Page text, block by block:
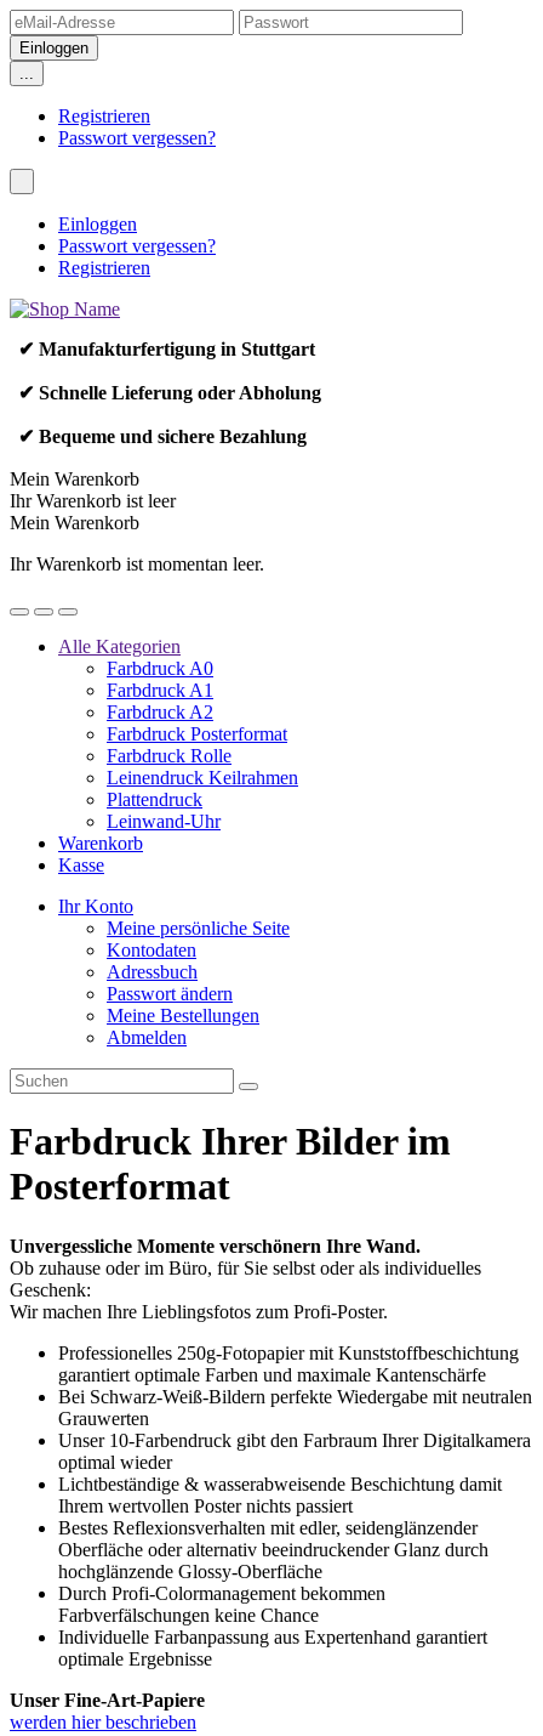
...
Registrieren
Passwort vergessen?
Einloggen
Passwort vergessen?
Registrieren
✔ Manufakturfertigung in Stuttgart
✔ Schnelle Lieferung oder Abholung
✔ Bequeme und sichere Bezahlung
Mein Warenkorb
Ihr Warenkorb ist leer
Mein Warenkorb
Ihr Warenkorb ist momentan leer.
Alle Kategorien
Farbdruck A0
Farbdruck A1
Farbdruck A2
Farbdruck Posterformat
Farbdruck Rolle
Leinendruck Keilrahmen
Plattendruck
Leinwand-Uhr
Warenkorb
Kasse
Ihr Konto
Meine persönliche Seite
Kontodaten
Adressbuch
Passwort ändern
Meine Bestellungen
Abmelden
Farbdruck Ihrer Bilder im
Posterformat
Unvergessliche Momente verschönern Ihre Wand.
Ob zuhause oder im Büro, für Sie selbst oder als individuelles
Geschenk:
Wir machen Ihre Lieblingsfotos zum Profi-Poster.
Professionelles 250g-Fotopapier mit Kunststoffbeschichtung
garantiert optimale Farben und maximale Kantenschärfe
Bei Schwarz-Weiß-Bildern perfekte Wiedergabe mit neutralen
Grauwerten
Unser 10-Farbendruck gibt den Farbraum Ihrer Digitalkamera
optimal wieder
Lichtbeständige & wasserabweisende Beschichtung damit
Ihrem wertvollen Poster nichts passiert
Bestes Reflexionsverhalten mit edler, seidenglänzender
Oberfläche oder alternativ beeindruckender Glanz durch
hochglänzende Glossy-Oberfläche
Durch Profi-Colormanagement bekommen
Farbverfälschungen keine Chance
Individuelle Farbanpassung aus Expertenhand garantiert
optimale Ergebnisse
Unser Fine-Art-Papiere
werden hier beschrieben